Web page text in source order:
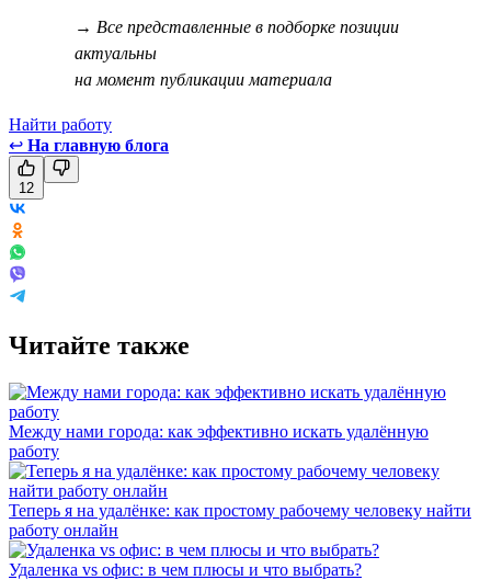
→ Все представленные в подборке позиции
актуальны
на момент публикации материала
Найти работу
↩ На главную блога
12
Читайте также
Между нами города: как эффективно искать удалённую
работу
Теперь я на удалёнке: как простому рабочему человеку найти
работу онлайн
Удаленка vs офис: в чем плюсы и что выбрать?